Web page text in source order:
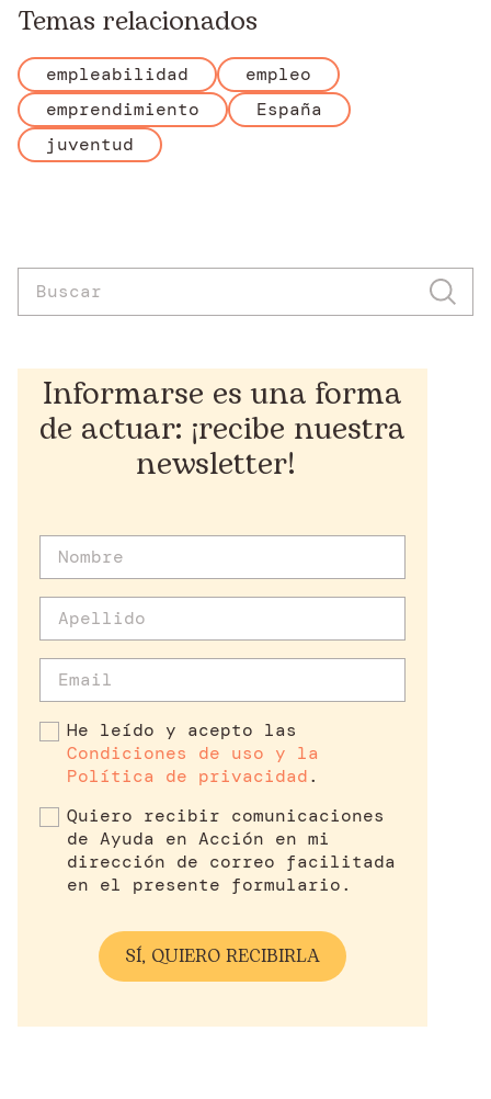
Temas relacionados
empleabilidad
empleo
emprendimiento
España
juventud
Informarse es una forma
de actuar: ¡recibe nuestra
newsletter!
He leído y acepto las
Condiciones de uso y la
Política de privacidad.
Quiero recibir comunicaciones
de Ayuda en Acción en mi
dirección de correo facilitada
en el presente formulario.